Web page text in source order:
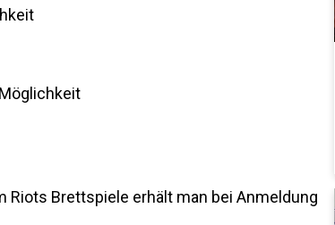
Riots Brettspiele erhält man bei Anmeldung